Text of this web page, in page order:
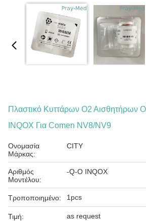
Πλαστικό Κυττάρων Ο2 Αισθητήρων
INQOX Για Comen NV8/NV9
Ονομασία
Μάρκας:
CITY
Αριθμός
Μοντέλου:
-Q-Ο INQOX
Τροποποιημένο: 1pcs
Τιμή: as request